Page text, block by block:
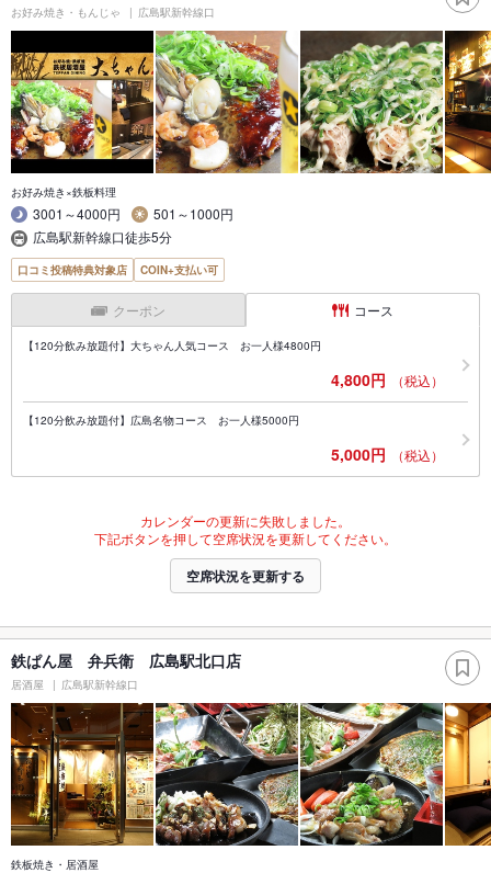
お好み焼き・もんじゃ 広島駅新幹線口
お好み焼き×鉄板料理
3001～4000円
501～1000円
広島駅新幹線口徒歩5分
口コミ投稿特典対象店 COIN+支払い可
クーポン コース
【120分飲み放題付】大ちゃん人気コース お一人様4800円
4,800円 （税込）
【120分飲み放題付】広島名物コース お一人様5000円
5,000円 （税込）
カレンダーの更新に失敗しました。
下記ボタンを押して空席状況を更新してください。
空席状況を更新する
鉄ぱん屋 弁兵衛 広島駅北口店
居酒屋 広島駅新幹線口
鉄板焼き・居酒屋